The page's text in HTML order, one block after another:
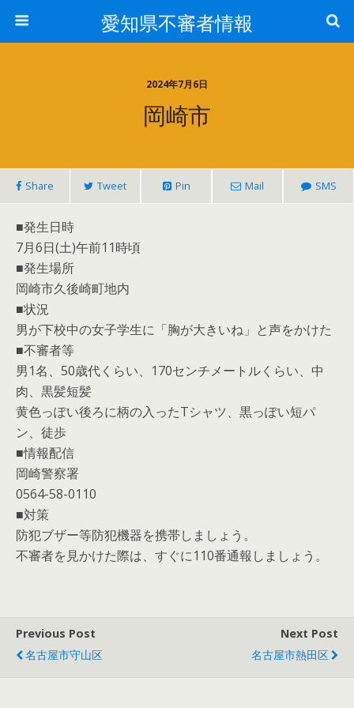
愛知県不審者情報
2024年7月6日
岡崎市
Share Tweet Pin Mail SMS
■発生日時
7月6日(土)午前11時頃
■発生場所
岡崎市久後崎町地内
■状況
男が下校中の女子学生に「胸が大きいね」と声をかけた
■不審者等
男1名、50歳代くらい、170センチメートルくらい、中
肉、黒髪短髪
黄色っぽい後ろに柄の入ったTシャツ、黒っぽい短パ
ン、徒歩
■情報配信
岡崎警察署
0564-58-0110
■対策
防犯ブザー等防犯機器を携帯しましょう。
不審者を見かけた際は、すぐに110番通報しましょう。
Previous Post
名古屋市守山区
Next Post
名古屋市熱田区